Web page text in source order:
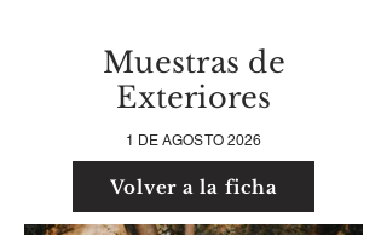
Muestras de
Exteriores
1 DE AGOSTO 2026
Volver a la ficha